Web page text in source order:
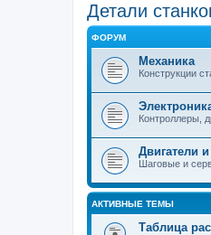
Детали
ФОРУМ
Механика
Конструкции
Контроллеры,
Двигатели
Шаговые и
АКТИВНЫЕ ТЕМЫ
Таблица